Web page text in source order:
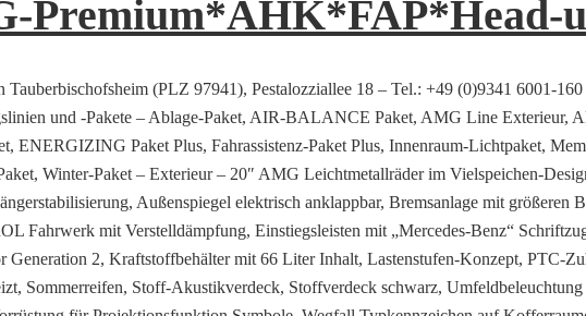
Premium*AHK*FAP*Head-
(PLZ 97941), Pestalozziallee 18 – Tel.: +49 (0)9341 6001-160
und -Pakete – Ablage-Paket, AIR-BALANCE Paket, AMG Line Exterieur,
Paket Plus, Fahrassistenz-Paket Plus, Innenraum-Lichtpaket,
Winter-Paket – Exterieur – 20″ AMG Leichtmetallräder im Vielspeichen-
Außenspiegel elektrisch anklappbar, Bremsanlage mit größeren
mit Verstelldämpfung, Einstiegsleisten mit „Mercedes-Benz“
Generation 2, Kraftstoffbehälter mit 66 Liter Inhalt, Lastenstufen-Konzept, PTC-
Sommerreifen, Stoff-Akustikverdeck, Stoffverdeck schwarz,